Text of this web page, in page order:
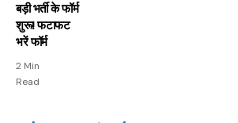
बड़ी भर्ती के फॉर्म
शुरू! फटाफट
भरें फॉर्म
2 Min
Read
15 नवंबर से लागू होंगे